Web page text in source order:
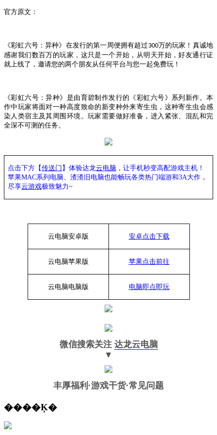
官方原文：
《彩虹六号：异种》在发行的第一周便拥有超过 300万的玩家！真诚地
感谢我们数百万的玩家，这只是一个开始，从明天开始，好友通行证
就上线了，邀请您的两个朋友从任何平台与您一起免费玩！
《彩虹六号：异种》是由育碧制作发行的《彩虹六号》系列新作。本
作中玩家将面对一种高度致命的新变种外来寄生虫，这种寄生虫会感
染人类宿主及其周围环境。玩家需要做好准备，进入紧张、混乱和完
全深不可测的任务。
点击下方【传送门 】体验达龙云电脑 ，让手机秒变高配游戏主机 ！
苹果MAC系列电脑、渣渣旧电脑也能畅玩各类热门端游和3A大作，
尽享云游戏极致魅力~
云电脑安卓版 安卓点击下载
云电脑苹果版 苹果点击前往
云电脑电脑版 电脑即点即玩
微信搜索关注 达龙云电脑
▼
丰厚福利 ·游戏干货·常见问题
����Ķ�